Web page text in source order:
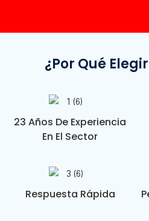
¿Por Qué
23 Años De Experiencia
En El Sector
Respuesta Rápida